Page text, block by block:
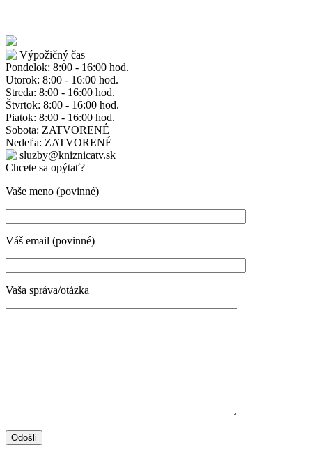
Výpožičný čas
Pondelok: 8:00 - 16:00 hod.
Utorok: 8:00 - 16:00 hod.
Streda: 8:00 - 16:00 hod.
Štvrtok: 8:00 - 16:00 hod.
Piatok: 8:00 - 16:00 hod.
Sobota: ZATVORENÉ
Nedeľa: ZATVORENÉ
sluzby@kniznicatv.sk
Chcete sa opýtať?
Vaše meno (povinné)
Váš email (povinné)
Vaša správa/otázka